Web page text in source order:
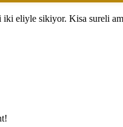
eliyle sikiyor. Kisa sureli